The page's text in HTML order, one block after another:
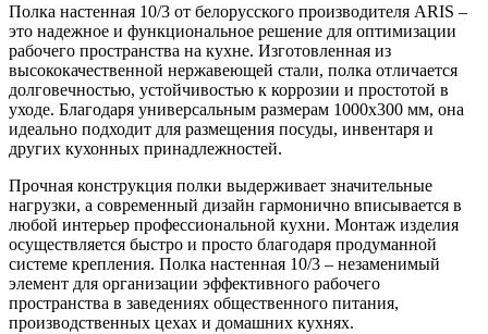
Полка настенная 10/3 от белорусского производителя ARIS –
это надежное и функциональное решение для оптимизации
рабочего пространства на кухне. Изготовленная из
высококачественной нержавеющей стали, полка отличается
долговечностью, устойчивостью к коррозии и простотой в
уходе. Благодаря универсальным размерам 1000х300 мм, она
идеально подходит для размещения посуды, инвентаря и
других кухонных принадлежностей.
Прочная конструкция полки выдерживает значительные
нагрузки, а современный дизайн гармонично вписывается в
любой интерьер профессиональной кухни. Монтаж изделия
осуществляется быстро и просто благодаря продуманной
системе крепления. Полка настенная 10/3 – незаменимый
элемент для организации эффективного рабочего
пространства в заведениях общественного питания,
производственных цехах и домашних кухнях.